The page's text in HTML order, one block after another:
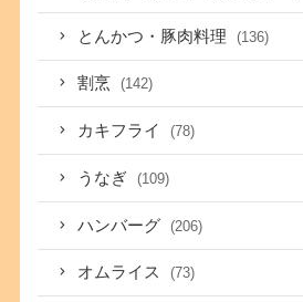
とんかつ・豚肉料理 (136)
割烹 (142)
カキフライ (78)
うなぎ (109)
ハンバーグ (206)
オムライス (73)